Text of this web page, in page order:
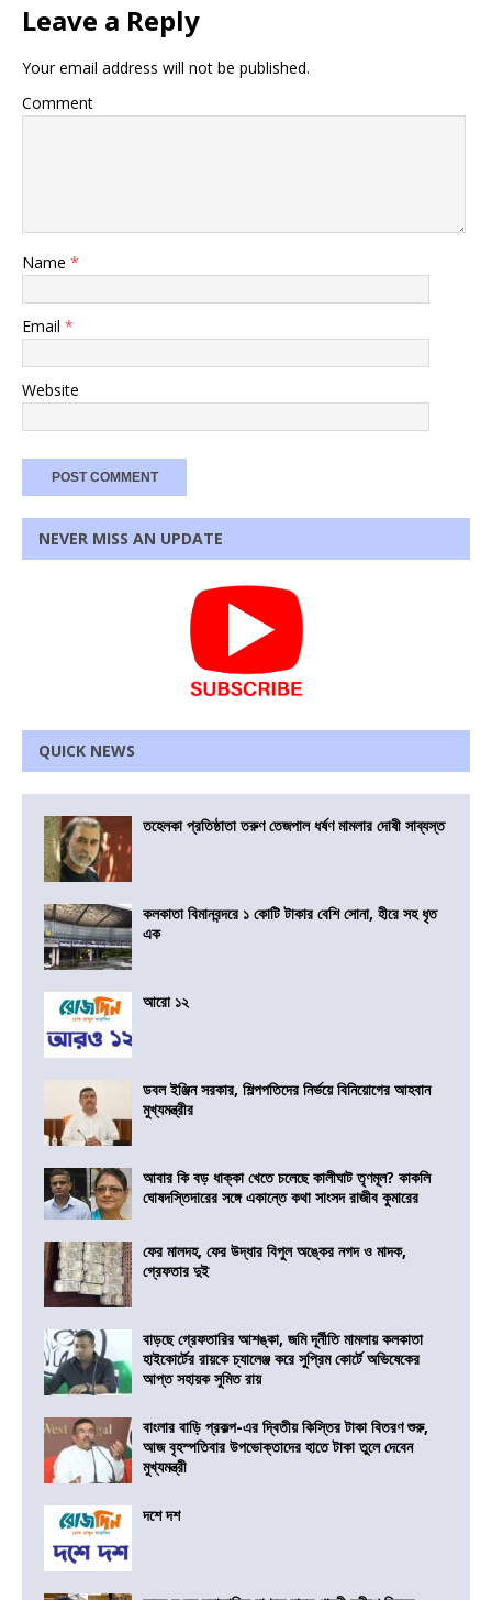
Leave a Reply
Your email address will not be published.
Comment
Name *
Email *
Website
NEVER MISS AN UPDATE
QUICK NEWS
তহেলকা প্রতিষ্ঠাতা তরুণ তেজপাল ধর্ষণ মামলার দোষী সাব্যস্ত
কলকাতা বিমানবন্দরে ১ কোটি টাকার বেশি সোনা, হীরে সহ ধৃত
এক
আরো ১২
ডবল ইঞ্জিন সরকার, শিল্পপতিদের নির্ভয়ে বিনিয়োগের আহবান
মুখ্যমন্ত্রীর
আবার কি বড় ধাক্কা খেতে চলেছে কালীঘাট তৃণমূল? কাকলি
ঘোষদস্তিদারের সঙ্গে একান্তে কথা সাংসদ রাজীব কুমারের
ফের মালদহ, ফের উদ্ধার বিপুল অঙ্কের নগদ ও মাদক,
গ্রেফতার দুই
বাড়ছে গ্রেফতারির আশঙ্কা, জমি দূর্নীতি মামলায় কলকাতা
হাইকোর্টের রায়কে চ্যালেঞ্জ করে সুপ্রিম কোর্টে অভিষেকের
আপ্ত সহায়ক সুমিত রায়
বাংলার বাড়ি প্রকল্প-এর দ্বিতীয় কিস্তির টাকা বিতরণ শুরু,
আজ বৃহস্পতিবার উপভোক্তাদের হাতে টাকা তুলে দেবেন
মুখ্যমন্ত্রী
দশে দশ